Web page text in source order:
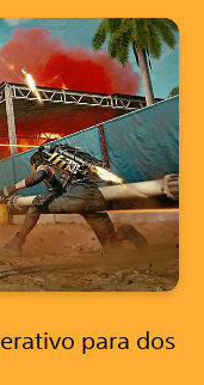
para dos